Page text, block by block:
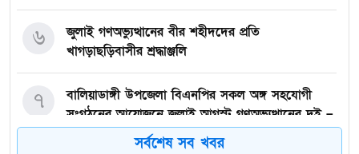
জুলাই গণঅভ্যুত্থানের বীর শহীদদের প্রতি
খাগড়াছড়িবাসীর শ্রদ্ধাঞ্জলি
৬
বালিয়াডাঙ্গী উপজেলা বিএনপির সকল অঙ্গ সহযোগী
সংগঠনের আয়োজনে জুলাই আগস্ট গণঅভ্যুত্থানের দুই –
বছর পূর্তি উপলক্ষে আনন্দ মিছিল ও শোভাযাত্রা অনুষ্ঠিত,
৭
সর্বশেষ সব খবর